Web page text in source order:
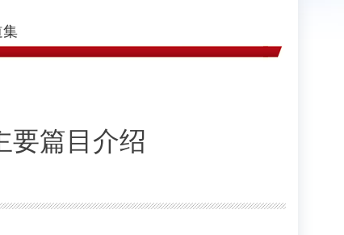
要篇目介绍